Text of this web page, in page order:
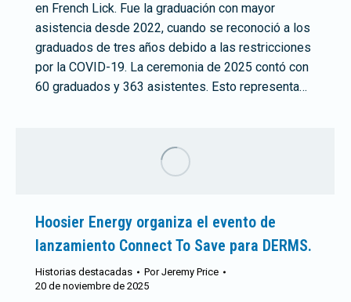
en French Lick. Fue la graduación con mayor
asistencia desde 2022, cuando se reconoció a los
graduados de tres años debido a las restricciones
por la COVID-19. La ceremonia de 2025 contó con
60 graduados y 363 asistentes. Esto representa…
Hoosier Energy organiza el evento de
lanzamiento Connect To Save para DERMS.
Historias destacadas PorJeremy Price
20 de noviembre de 2025